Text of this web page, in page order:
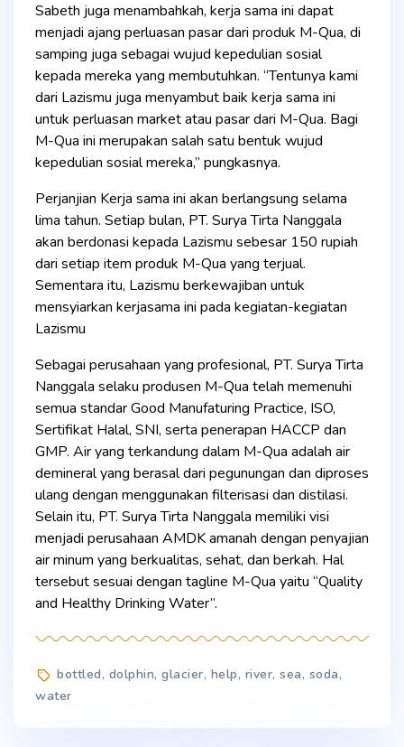
Sabeth juga menambahkah, kerja sama ini dapat
menjadi ajang perluasan pasar dari produk M-Qua, di
samping juga sebagai wujud kepedulian sosial
kepada mereka yang membutuhkan. “Tentunya kami
dari Lazismu juga menyambut baik kerja sama ini
untuk perluasan market atau pasar dari M-Qua. Bagi
M-Qua ini merupakan salah satu bentuk wujud
kepedulian sosial mereka,” pungkasnya.
Perjanjian Kerja sama ini akan berlangsung selama
lima tahun. Setiap bulan, PT. Surya Tirta Nanggala
akan berdonasi kepada Lazismu sebesar 150 rupiah
dari setiap item produk M-Qua yang terjual.
Sementara itu, Lazismu berkewajiban untuk
mensyiarkan kerjasama ini pada kegiatan-kegiatan
Lazismu
Sebagai perusahaan yang profesional, PT. Surya Tirta
Nanggala selaku produsen M-Qua telah memenuhi
semua standar Good Manufaturing Practice, ISO,
Sertifikat Halal, SNI, serta penerapan HACCP dan
GMP. Air yang terkandung dalam M-Qua adalah air
demineral yang berasal dari pegunungan dan diproses
ulang dengan menggunakan filterisasi dan distilasi.
Selain itu, PT. Surya Tirta Nanggala memiliki visi
menjadi perusahaan AMDK amanah dengan penyajian
air minum yang berkualitas, sehat, dan berkah. Hal
tersebut sesuai dengan tagline M-Qua yaitu “Quality
and Healthy Drinking Water”.
Tagsbottled, dolphin, glacier, help, river, sea, soda,
water